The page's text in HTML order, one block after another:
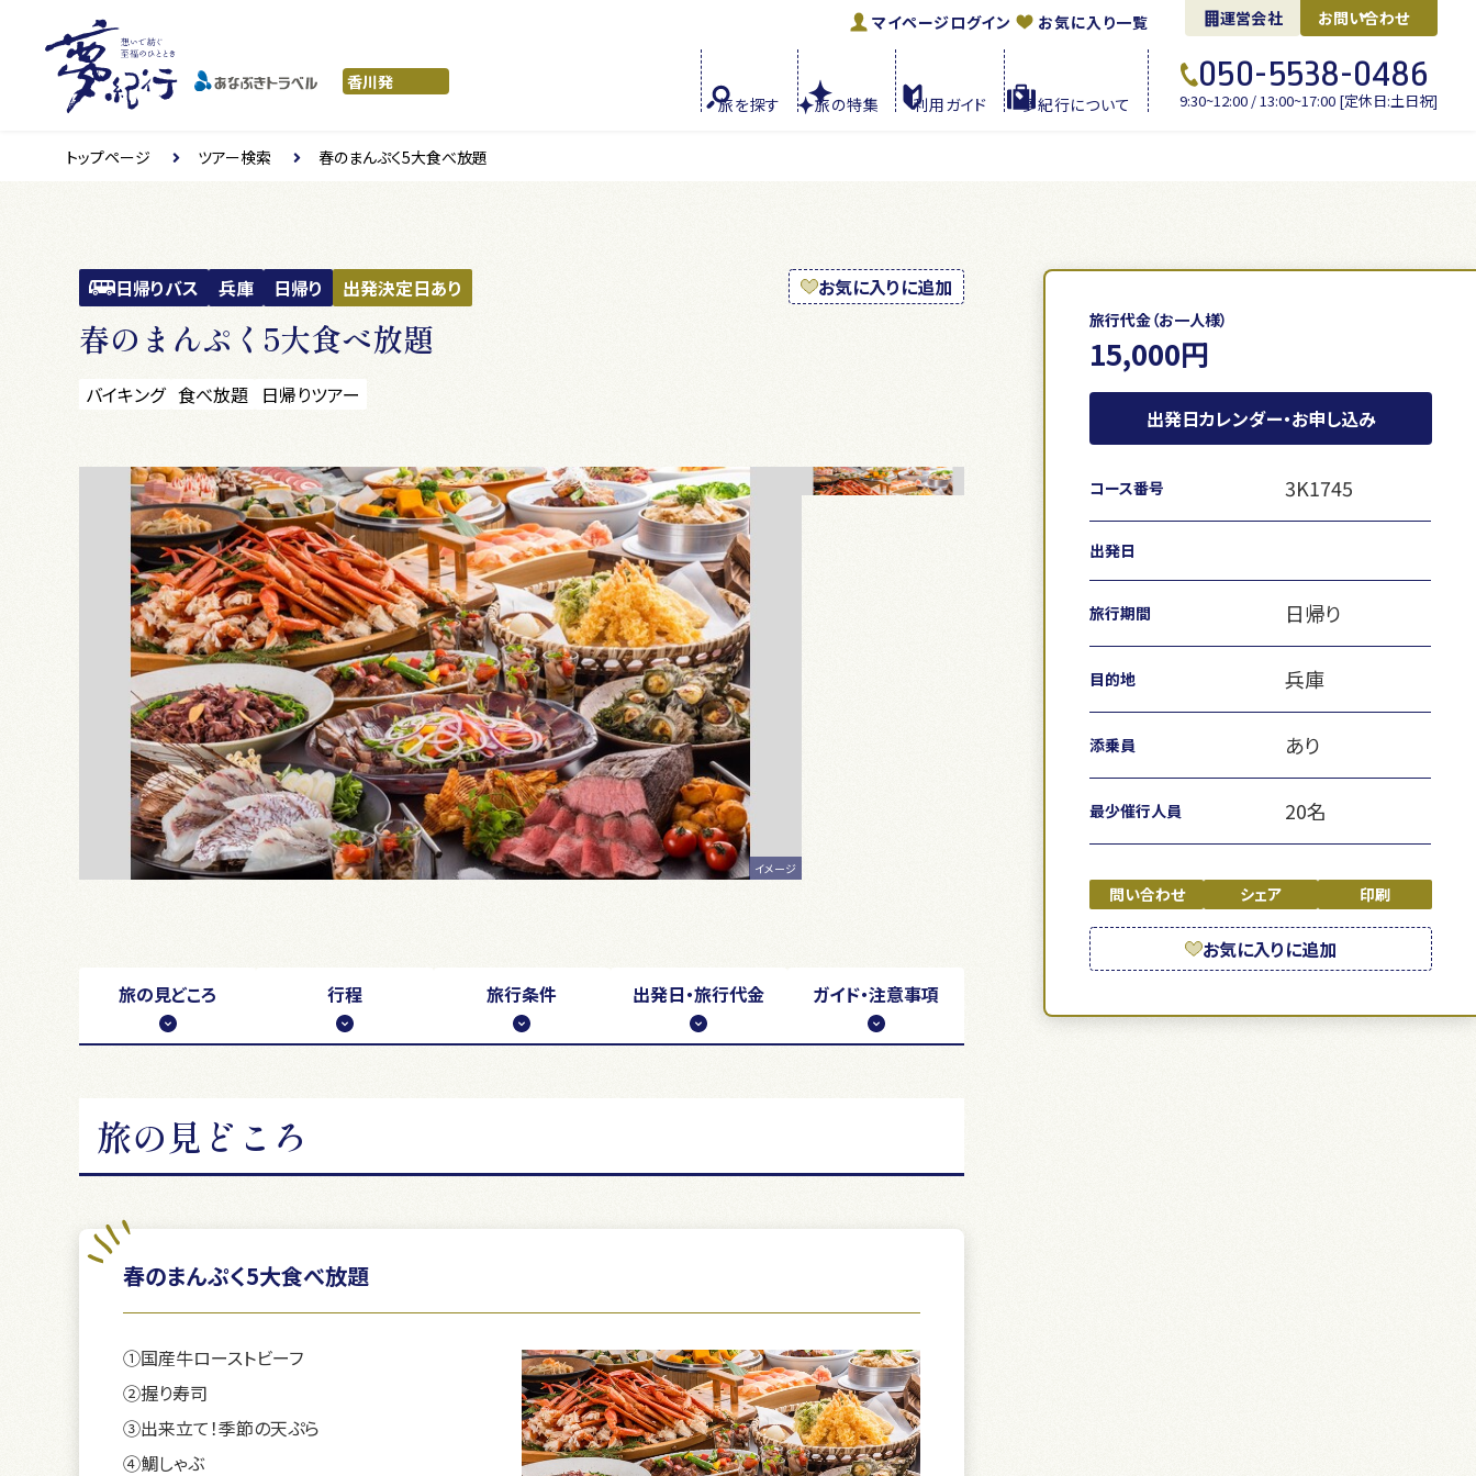
マイページログイン お気に入り一覧 運営会社 お問い合わせ
旅を探す 旅の特集 利用ガイド 夢紀行について
050-5538-0486
9:30~12:00 / 13:00~17:00 [定休日:土日祝]
トップページ ツアー検索 春のまんぷく5大食べ放題
日帰りバス 兵庫 日帰り 出発決定日あり お気に入りに追加
春のまんぷく5大食べ放題
バイキング 食べ放題 日帰りツアー
イメージ
旅行代金（お一人様）
15,000円
出発日カレンダー・お申し込み
コース番号 3K1745
出発日
旅行期間 日帰り
目的地 兵庫
添乗員 あり
最少催行人員 20名
問い合わせ シェア 印刷
お気に入りに追加
旅の見どころ 行程 旅行条件 出発日・旅行代金 ガイド・注意事項
旅の見どころ
春のまんぷく5大食べ放題
①国産牛ローストビーフ
②握り寿司
③出来立て！季節の天ぷら
④鯛しゃぶ